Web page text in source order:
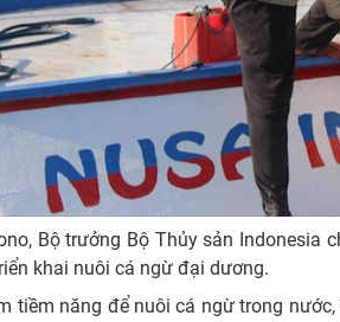
Bộ trưởng Bộ Thủy sản
khai nuôi cá ngừ đại dương.
tiềm năng để nuôi cá ngừ trong